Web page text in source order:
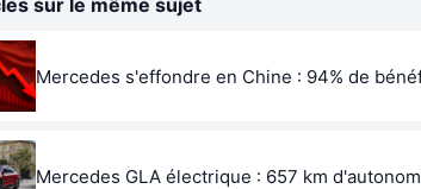
sur le même sujet
Mercedes s'effondre en Chine : 94% de
Mercedes GLA électrique : 657 km